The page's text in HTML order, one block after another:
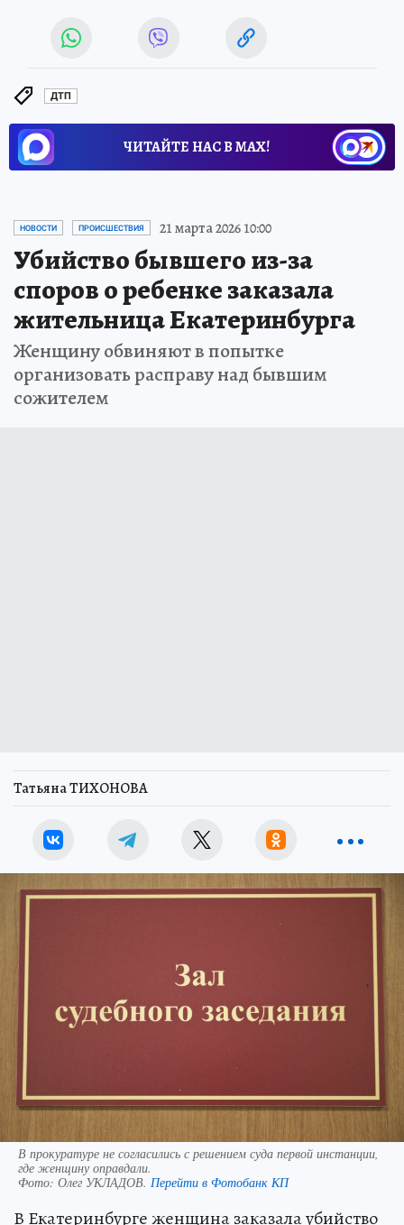
ДТП
ЧИТАЙТЕ НАС В МАХ!
НОВОСТИ ПРОИСШЕСТВИЯ 21 марта 2026 10:00
Убийство бывшего из-за
споров о ребенке заказала
жительница Екатеринбурга
Женщину обвиняют в попытке
организовать расправу над бывшим
сожителем
Татьяна ТИХОНОВА
В прокуратуре не согласились с решением суда первой инстанции,
где женщину оправдали.
Фото: Олег УКЛАДОВ. Перейти в Фотобанк КП
В Екатеринбурге женщина заказала убийство